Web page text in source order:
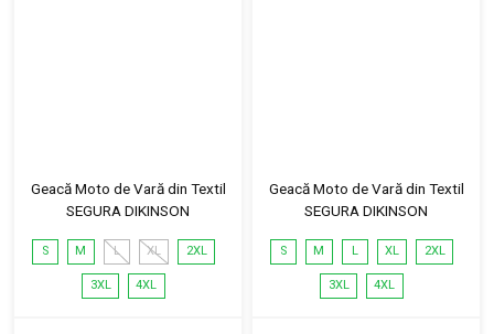
Geacă Moto de Vară din Textil
SEGURA DIKINSON
S M L XL 2XL
3XL 4XL
Geacă Moto de Vară din Textil
SEGURA DIKINSON
S M L XL 2XL
3XL 4XL